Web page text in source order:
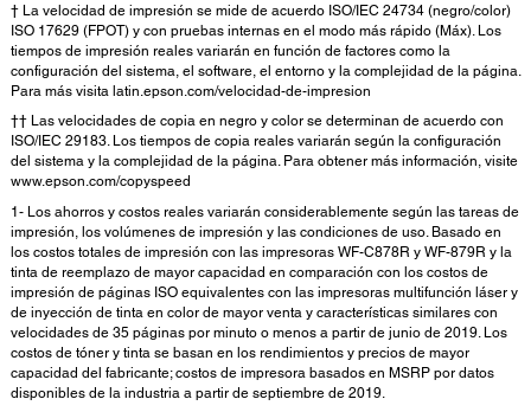
† La velocidad de impresión se mide de acuerdo ISO/IEC 24734 (negro/color)
ISO 17629 (FPOT) y con pruebas internas en el modo más rápido (Máx). Los
tiempos de impresión reales variarán en función de factores como la
configuración del sistema, el software, el entorno y la complejidad de la página.
Para más visita latin.epson.com/velocidad-de-impresion
†† Las velocidades de copia en negro y color se determinan de acuerdo con
ISO/IEC 29183. Los tiempos de copia reales variarán según la configuración
del sistema y la complejidad de la página. Para obtener más información, visite
www.epson.com/copyspeed
1- Los ahorros y costos reales variarán considerablemente según las tareas de
impresión, los volúmenes de impresión y las condiciones de uso. Basado en
los costos totales de impresión con las impresoras WF-C878R y WF-879R y la
tinta de reemplazo de mayor capacidad en comparación con los costos de
impresión de páginas ISO equivalentes con las impresoras multifunción láser y
de inyección de tinta en color de mayor venta y características similares con
velocidades de 35 páginas por minuto o menos a partir de junio de 2019. Los
costos de tóner y tinta se basan en los rendimientos y precios de mayor
capacidad del fabricante; costos de impresora basados en MSRP por datos
disponibles de la industria a partir de septiembre de 2019.